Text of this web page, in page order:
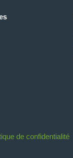
de confidentialité